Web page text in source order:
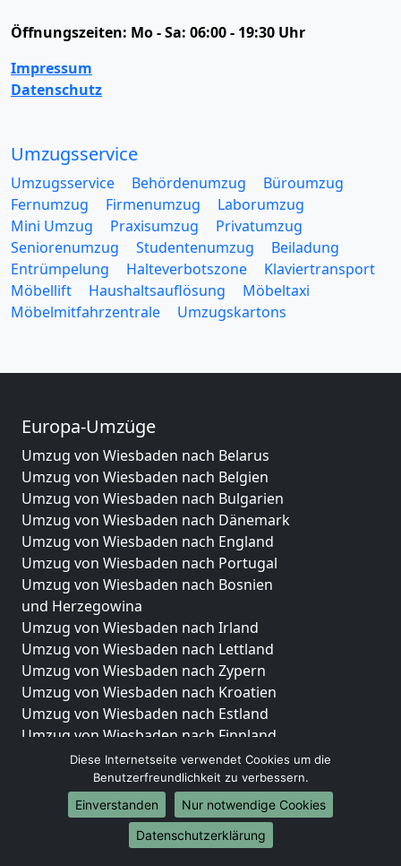
Öffnungszeiten: Mo - Sa: 06:00 - 19:30 Uhr
Impressum
Datenschutz
Umzugsservice
Umzugsservice Behördenumzug
Büroumzug
Fernumzug
Firmenumzug
Laborumzug
Mini Umzug
Praxisumzug
Privatumzug
Seniorenumzug
Studentenumzug
Beiladung
Entrümpelung
Halteverbotszone
Klaviertransport
Möbellift
Haushaltsauflösung
Möbeltaxi
Möbelmitfahrzentrale
Umzugskartons
Europa-Umzüge
Umzug von Wiesbaden nach Belarus
Umzug von Wiesbaden nach Belgien
Umzug von Wiesbaden nach Bulgarien
Umzug von Wiesbaden nach Dänemark
Umzug von Wiesbaden nach England
Umzug von Wiesbaden nach Portugal
Umzug von Wiesbaden nach Bosnien
und Herzegowina
Umzug von Wiesbaden nach Irland
Umzug von Wiesbaden nach Lettland
Umzug von Wiesbaden nach Zypern
Umzug von Wiesbaden nach Kroatien
Umzug von Wiesbaden nach Estland
Umzug von Wiesbaden nach Finnland
Umzug von Wiesbaden nach Frankreich
Umzug von Wiesbaden nach Griechenland
Umzug von Wiesbaden nach Italien
Umzug von Wiesbaden nach Liechtenstein
Umzug von Wiesbaden nach Luxemburg
Diese Internetseite verwendet Cookies um die
Benutzerfreundlichkeit zu verbessern.
Einverstanden
Nur notwendige Cookies
Datenschutzerklärung